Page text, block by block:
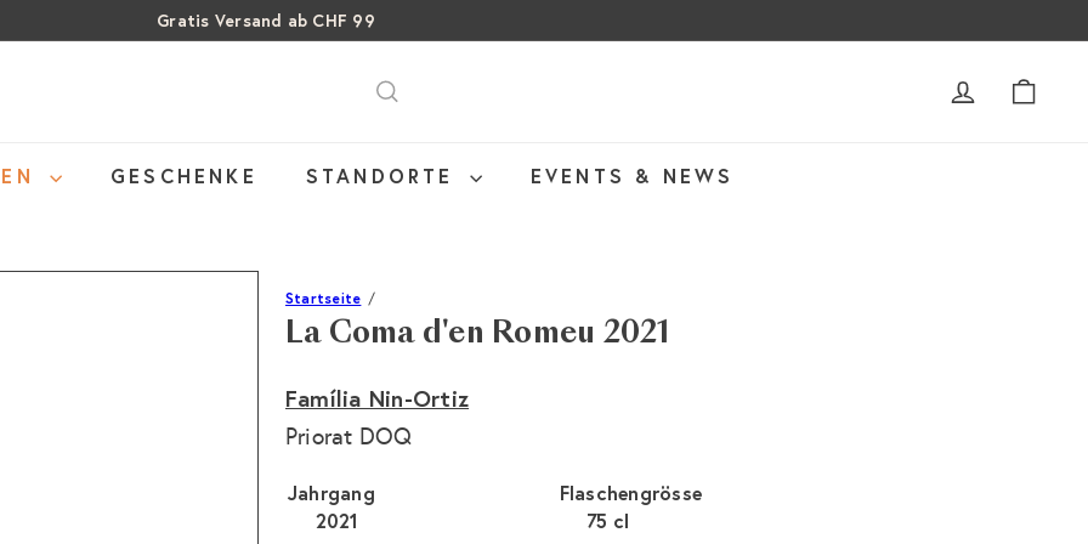
Pause
Über 15% Rabatt auf Sommer Weine
SALE: Bis zu 40% auf letzte Flaschen
ACCOUNT
GESCHENKE STANDORTE EVENTS & NEWS
Startseite
La Coma d'en Romeu 2021
Família Nin-Ortiz
Priorat DOQ
Flaschengrösse
75 cl
Jahrgang
2021